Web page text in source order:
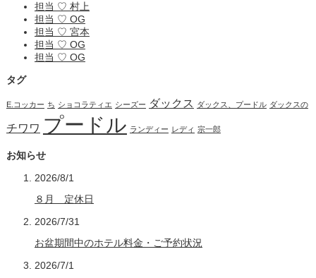
担当 ♡ 村上
担当 ♡ OG
担当 ♡ 宮本
担当 ♡ OG
担当 ♡ OG
タグ
E.コッカー ち ショコラティエ シーズー ダックス ダックス、プードル ダックスの
チワワ プードル ランディー レディ 宗一郎
お知らせ
2026/8/1
８月 定休日
2026/7/31
お盆期間中のホテル料金・ご予約状況
2026/7/1